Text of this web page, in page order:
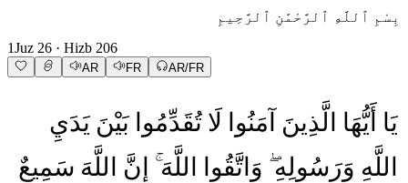
بِسْمِ ٱللَّهِ ٱلرَّحْمَٰنِ ٱلرَّحِيمِ
1Juz 26 · Hizb 206
AR FR AR/FR
يَا أَيُّهَا الَّذِينَ آمَنُوا لَا تُقَدِّمُوا بَيْنَ يَدَيِ
اللَّهِ وَرَسُولِهِ وَاتَّقُوا اللَّهَ إِنَّ اللَّهَ سَمِيعٌ